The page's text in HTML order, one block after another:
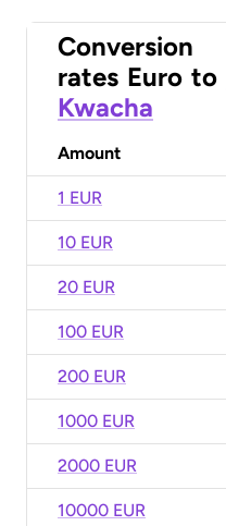
Conversion
rates Euro to
Kwacha
Amount
1 EUR
10 EUR
20 EUR
100 EUR
200 EUR
1000 EUR
2000 EUR
10000 EUR